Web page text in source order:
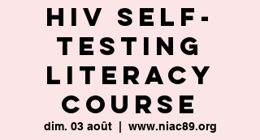
HIV Self-
Testing
Literacy
Course
dim. 03 août
  |
www.niac89.org